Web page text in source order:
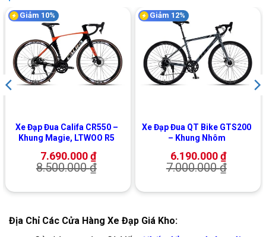
Giảm 10%
Xe Đạp Đua Califa CR550 –
Khung Magie, LTWOO R5
7.690.000₫
8.500.000₫
Giảm 12%
Xe Đạp Đua QT Bike GTS200
– Khung Nhôm
6.190.000₫
7.000.000₫
Địa Chỉ Các Cửa Hàng Xe Đạp Giá Kho: